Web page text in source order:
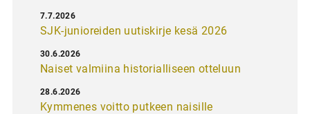
SJK-junioreiden uutiskirje kesä 2026
7.7.2026
Naiset valmiina historialliseen otteluun
30.6.2026
Kymmenes voitto putkeen naisille
28.6.2026